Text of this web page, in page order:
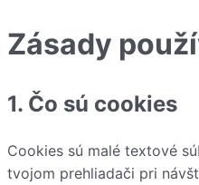
Zásady
1. Čo sú cookies
Cookies sú malé textové
tvojom prehliadači pri